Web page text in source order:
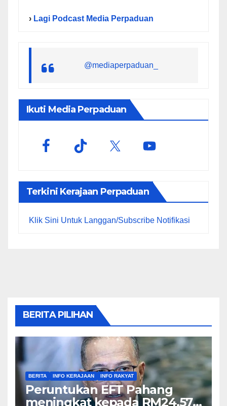
› Lagi Podcast Media Perpaduan
@mediaperpaduan_
Ikuti Media Perpaduan
Terkini Kerajaan Perpaduan
Klik Sini Untuk Langgan/Subscribe Notifikasi
BERITA PILIHAN
BERITA INFO KERAJAAN INFO RAKYAT
Peruntukan EFT Pahang
meningkat kepada RM24.57